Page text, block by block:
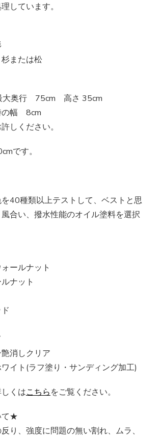
しています。
または松
奥行 75cm 高さ 35cm
の幅 8cm
しください。
です。
40種類以上テストして、ベストと思
合い、撥水性能のオイル塗料を選択
ールナット
ナット
消しクリア
ワイト(ラフ塗り・サンディング加工)
くはこちらをご覧ください。
て★
り、強度に問題の無い割れ、ムラ、